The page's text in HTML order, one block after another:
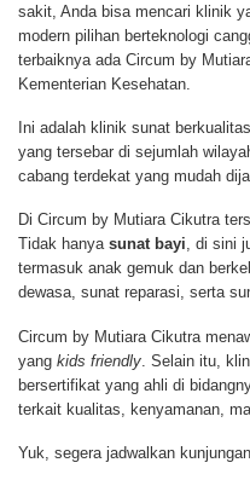
sakit, Anda bisa mencari klinik
modern pilihan berteknologi
terbaiknya ada Circum by
Kementerian Kesehatan.
Ini adalah klinik sunat
yang tersebar di sejumlah
cabang terdekat yang mudah
Di Circum by Mutiara Cikutra
Tidak hanya sunat bayi, di sini
termasuk anak gemuk dan
dewasa, sunat reparasi, serta
Circum by Mutiara Cikutra
yang kids friendly . Selain itu,
bersertifikat yang ahli di
terkait kualitas, kenyamanan,
Yuk, segera jadwalkan